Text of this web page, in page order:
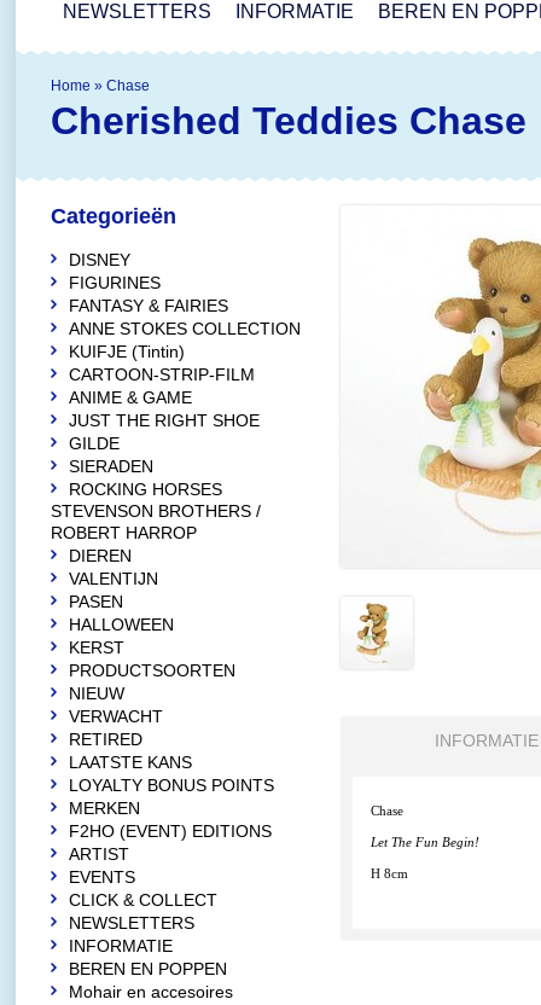
NEWSLETTERS
INFORMATIE BEREN EN
Home » Chase
Cherished Teddies Chase
INFORMATIE
Chase
Let The Fun Begin!
H 8cm
Categorieën
DISNEY
FIGURINES
FANTASY & FAIRIES
ANNE STOKES COLLECTION
KUIFJE (Tintin)
CARTOON-STRIP-FILM
ANIME & GAME
JUST THE RIGHT SHOE
GILDE
SIERADEN
ROCKING HORSES
STEVENSON BROTHERS /
ROBERT HARROP
DIEREN
VALENTIJN
PASEN
HALLOWEEN
KERST
PRODUCTSOORTEN
NIEUW
VERWACHT
RETIRED
LAATSTE KANS
LOYALTY BONUS POINTS
MERKEN
F2HO (EVENT) EDITIONS
ARTIST
EVENTS
CLICK & COLLECT
NEWSLETTERS
INFORMATIE
BEREN EN POPPEN
Mohair en accesoires